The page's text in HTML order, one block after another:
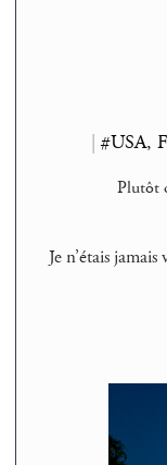
|#USA,
Plutôt
Je n’étais